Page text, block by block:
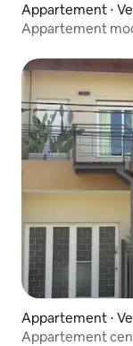
Appartement ⋅
Appartement
Appartement ⋅
Appartement